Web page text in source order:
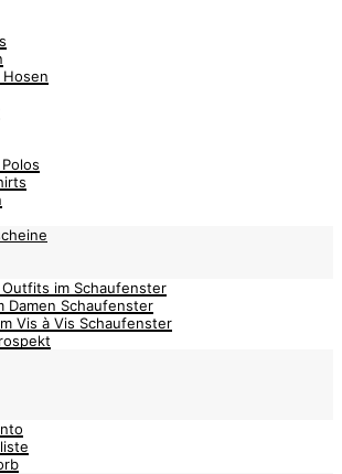
Hosen
im Schaufenster
Damen Schaufenster
Vis à Vis Schaufenster